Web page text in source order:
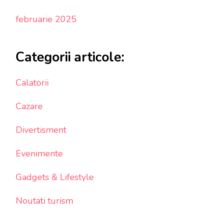
februarie 2025
Categorii articole:
Calatorii
Cazare
Divertisment
Evenimente
Gadgets & Lifestyle
Noutati turism